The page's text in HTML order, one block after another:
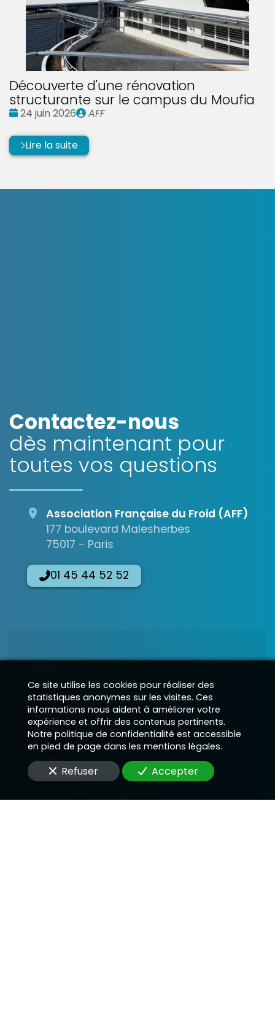
Découverte d'une rénovation
structurante sur le campus du Moufia
Date
24 juin 2026
Publié
AFF
Lire la suite
Contactez-nous
dès maintenant pour
toutes vos questions
Téléphone
E-Mail
Association Française du Froid (AFF)
177 boulevard Malesherbes
75017 - Paris
01 45 44 52 52
Ce site utilise les cookies pour réaliser des
statistiques anonymes sur les visites. Ces
informations nous aident à améliorer votre
expérience et offrir des contenus pertinents.
Notre politique de confidentialité est accessible
en pied de page dans les mentions légales.
Refuser Accepter